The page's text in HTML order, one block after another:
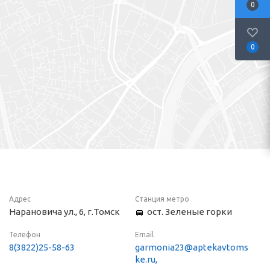
Адрес
Нарановича ул., 6, г.Томск
Станция метро
ост. Зеленые горки
Телефон
8(3822)25-58-63
Email
garmonia23@aptekavtoms
ke.ru,
0
0